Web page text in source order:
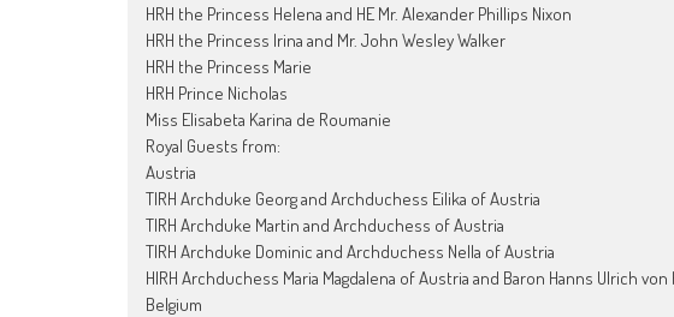
HRH the Princess Helena and HE Mr. Alexander Phillips Nixon
HRH the Princess Irina and Mr. John Wesley Walker
HRH the Princess Marie
HRH Prince Nicholas
Miss Elisabeta Karina de Roumanie
Royal Guests from:
Austria
TIRH Archduke Georg and Archduchess Eilika of Austria
TIRH Archduke Martin and Archduchess of Austria
TIRH Archduke Dominic and Archduchess Nella of Austria
HIRH Archduchess Maria Magdalena of Austria and Baron Hanns Ulrich
Belgium